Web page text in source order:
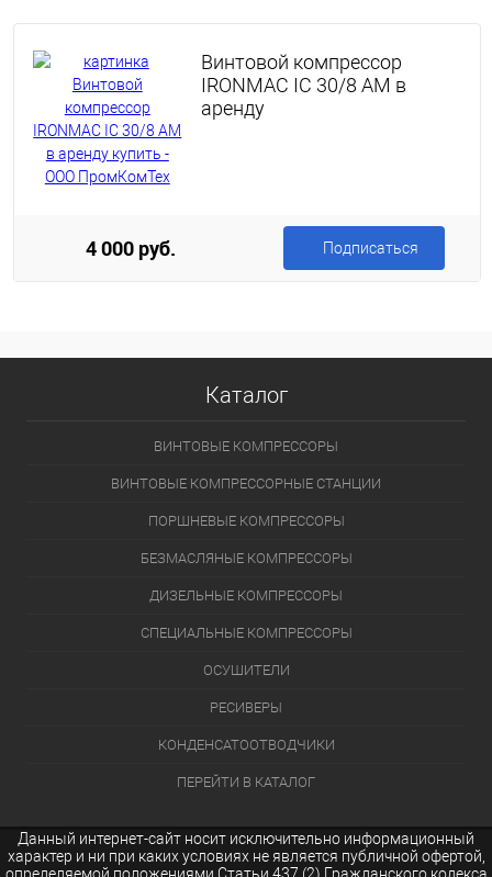
Винтовой компрессор
IRONMAC IC 30/8 AM в
аренду
4 000 руб. Подписаться
Каталог
ВИНТОВЫЕ КОМПРЕССОРЫ
ВИНТОВЫЕ КОМПРЕССОРНЫЕ СТАНЦИИ
ПОРШНЕВЫЕ КОМПРЕССОРЫ
БЕЗМАСЛЯНЫЕ КОМПРЕССОРЫ
ДИЗЕЛЬНЫЕ КОМПРЕССОРЫ
СПЕЦИАЛЬНЫЕ КОМПРЕССОРЫ
ОСУШИТЕЛИ
РЕСИВЕРЫ
КОНДЕНСАТООТВОДЧИКИ
ПЕРЕЙТИ В КАТАЛОГ
Данный интернет-сайт носит исключительно информационный
характер и ни при каких условиях не является публичной офертой,